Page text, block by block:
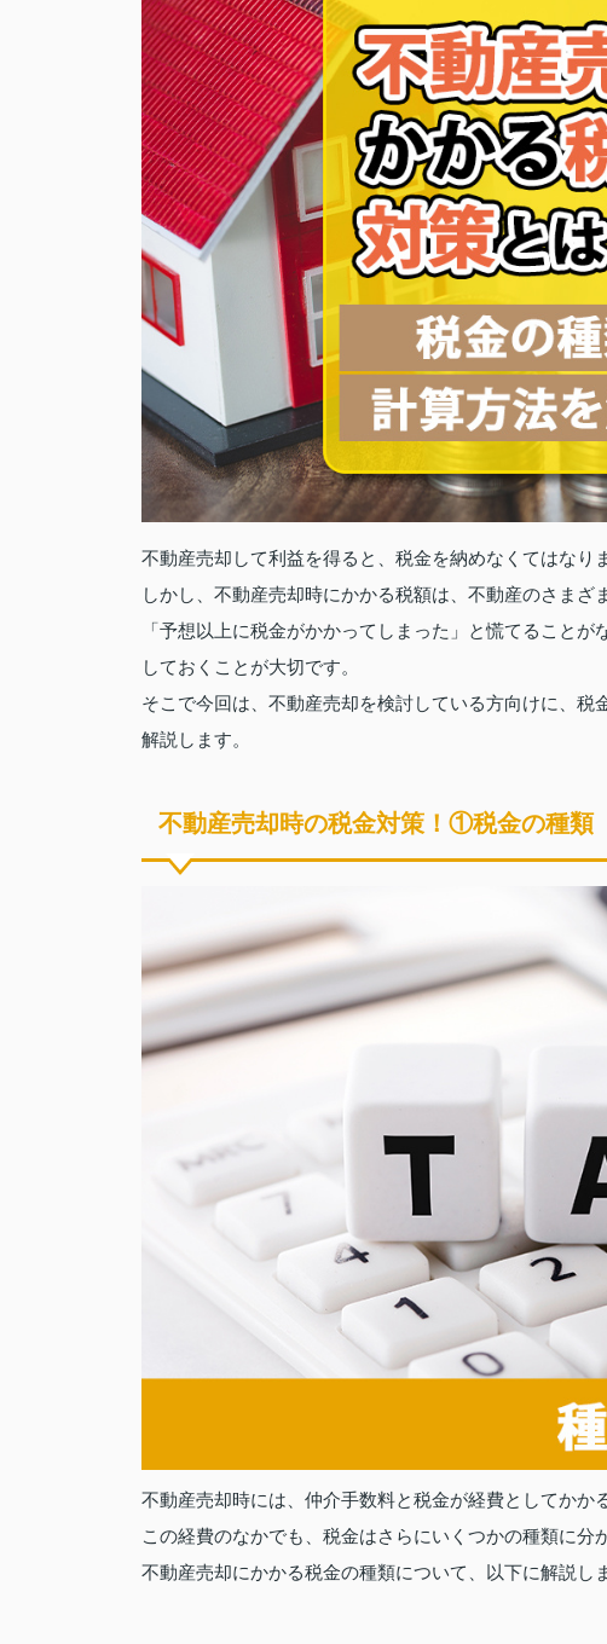
不動産売却して利益を得ると、税金を納めなくてはなり
しかし、不動産売却時にかかる税額は、不動産のさまざ
「予想以上に税金がかかってしまった」と慌てること
しておくことが大切です。
そこで今回は、不動産売却を検討している方向けに、
解説します。
不動産売却時の税金対策！①税金の種類
不動産売却時には、仲介手数料と税金が経費としてかか
この経費のなかでも、税金はさらにいくつかの種類に分
不動産売却にかかる税金の種類について、以下に解説し